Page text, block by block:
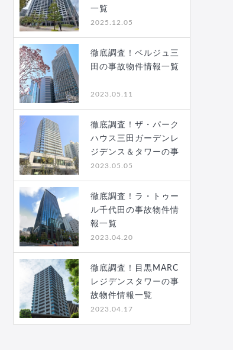
一覧
2025.12.05
徹底調査！ベルジュ三
田の事故物件情報一覧
2023.05.11
徹底調査！ザ・パーク
ハウス三田ガーデンレ
ジデンス＆タワーの事
故…
2023.05.05
徹底調査！ラ・トゥー
ル千代田の事故物件情
報一覧
2023.04.20
徹底調査！目黒MARC
レジデンスタワーの事
故物件情報一覧
2023.04.17